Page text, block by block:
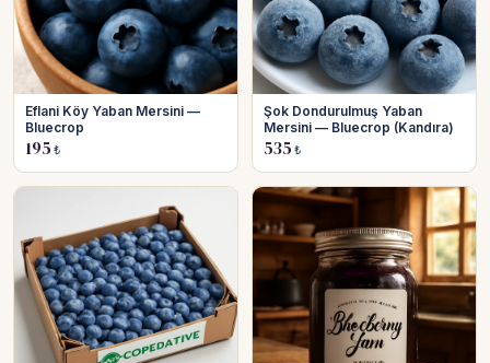
Eflani Köy Yaban Mersini —
Bluecrop
195 ₺
Şok Dondurulmuş Yaban
Mersini — Bluecrop (Kandıra)
535 ₺